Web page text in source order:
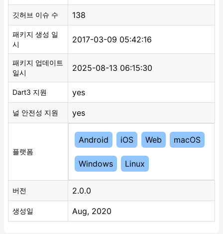
깃허브 이슈 수 138
패키지 생성 일
시
2017-03-09 05:42:16
패키지 업데이트
일시
2025-08-13 06:15:30
Dart3 지원 yes
널 안전성 지원 yes
플랫폼
Android iOS Web macOS
Windows Linux
버전 2.0.0
생성일 Aug, 2020